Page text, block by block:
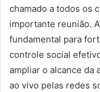
chamado a todos os
importante reunião.
fundamental para
controle social
ampliar o alcance da
ao vivo pelas redes